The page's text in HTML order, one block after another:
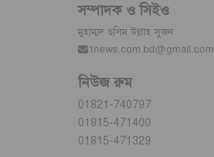
সম্পাদক ও সিইও
মুহাম্মদ ছলিম উল্লাহ সুজন
1news.com.bd@gmail.com
নিউজ রুম
01821-740797
01815-471400
01815-471329